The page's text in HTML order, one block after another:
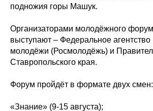
подножия горы Машук.
Организаторами молодёжного
выступают – Федеральное
молодёжи (Росмолодёжь) и
Ставропольского края.
Форум пройдёт в формате двух смен:
«Знание» (9-15 августа);